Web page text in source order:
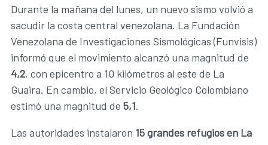
Durante la mañana del lunes, un nuevo sismo volvió a
sacudir la costa central venezolana. La Fundación
Venezolana de Investigaciones Sismológicas (Funvisis)
informó que el movimiento alcanzó una magnitud de
4,2, con epicentro a 10 kilómetros al este de La
Guaira. En cambio, el Servicio Geológico Colombiano
estimó una magnitud de 5,1.
Las autoridades instalaron 15 grandes refugios en La